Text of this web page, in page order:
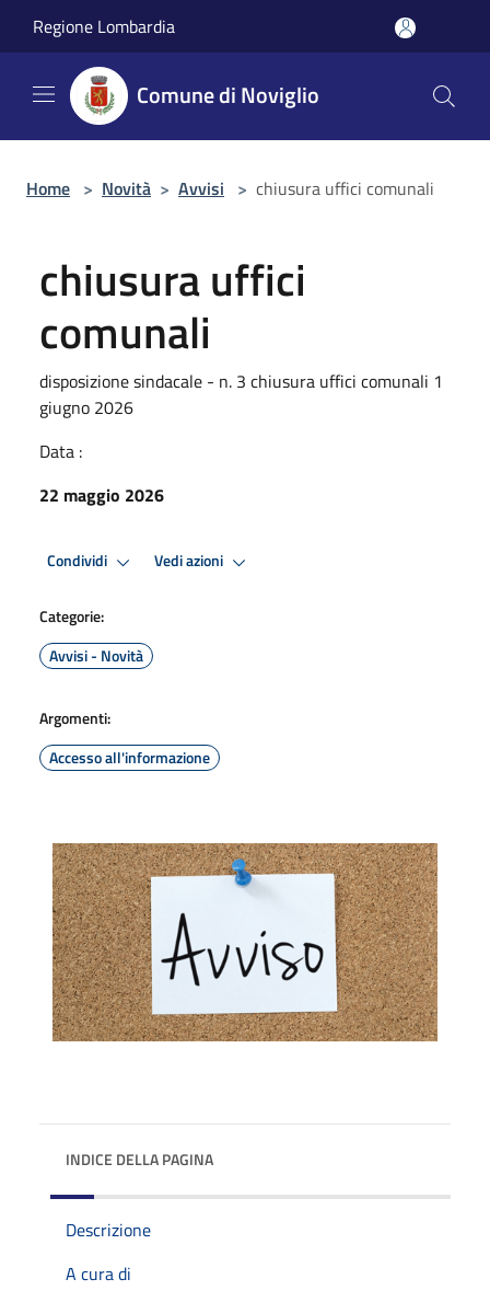
Regione Lombardia
Comune di Noviglio
Home > Novità > Avvisi > chiusura uffici comunali
chiusura uffici
comunali
disposizione sindacale - n. 3 chiusura uffici comunali 1
giugno 2026
Data :
22 maggio 2026
Condividi Vedi azioni
Categorie:
Avvisi - Novità
Argomenti:
Accesso all'informazione
INDICE DELLA PAGINA
Descrizione
A cura di